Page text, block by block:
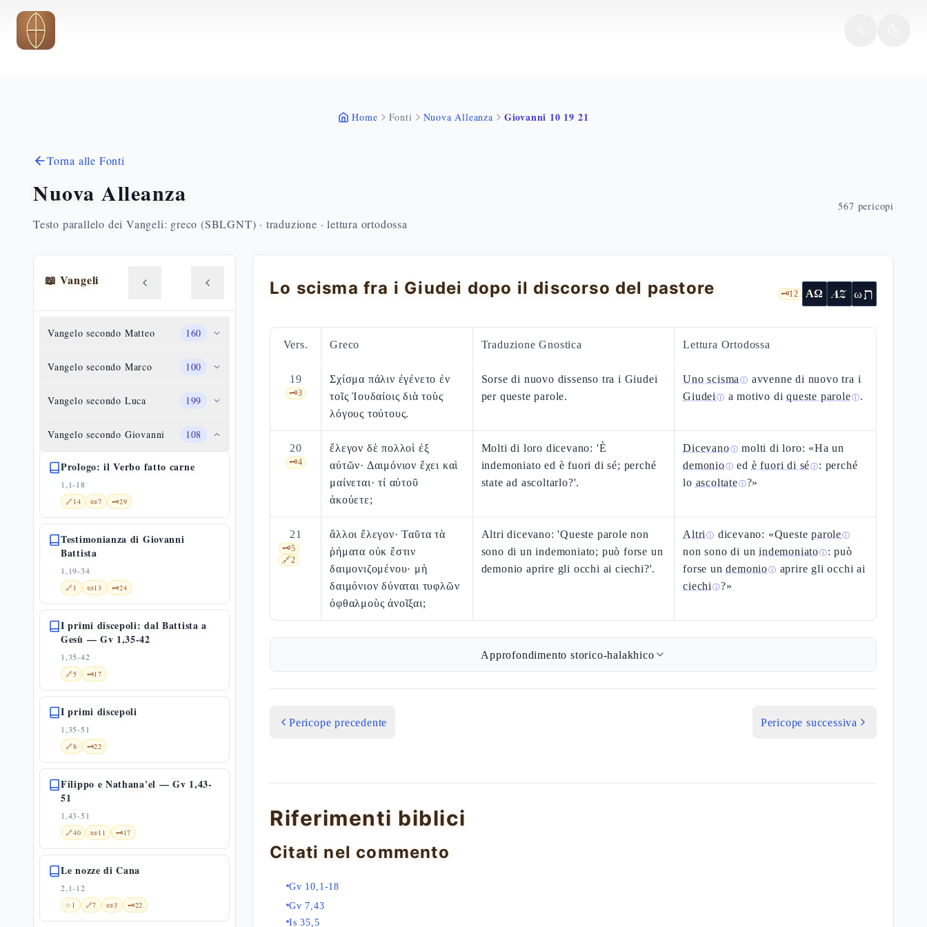
Vai al contenuto principale
Home Fonti Nuova Alleanza Giovanni 10 19 21
Torna alle Fonti
Nuova Alleanza
Testo parallelo dei Vangeli: greco (SBLGNT) · traduzione · lettura ortodossa
567 pericopi
📖 Vangeli
Vangelo secondo Matteo 160
Vangelo secondo Marco 100
Vangelo secondo Luca 199
Vangelo secondo Giovanni 108
Prologo: il Verbo fatto carne
1,1-18
🔗14 📜7 🗝️29
Testimonianza di Giovanni
Battista
1,19-34
🔗1 📜13 🗝️24
I primi discepoli: dal Battista a
Gesù — Gv 1,35-42
1,35-42
🔗5 🗝️17
I primi discepoli
1,35-51
🔗8 🗝️22
Filippo e Nathana'el — Gv 1,43-
51
1,43-51
🔗40 📜11 🗝️17
Le nozze di Cana
2,1-12
✨1 🔗7 📜3 🗝️22
Lo scisma fra i Giudei dopo il discorso del pastore 🗝️12 ΑΩ AZ ωת
Vers. Greco Traduzione Gnostica Lettura Ortodossa
19
🗝️3
Σχίσμα πάλιν ἐγένετο ἐν
τοῖς Ἰουδαίοις διὰ τοὺς
λόγους τούτους.
Sorse di nuovo dissenso tra i Giudei
per queste parole.
Uno scisma ⓘ avvenne di nuovo tra i
Giudei ⓘ a motivo diqueste paroleⓘ.
20
🗝️4
ἔλεγον δὲ πολλοὶ ἐξ
αὐτῶν· Δαιμόνιον ἔχει καὶ
μαίνεται· τί αὐτοῦ
ἀκούετε;
Molti di loro dicevano: 'È
indemoniato ed è fuori di sé; perché
state ad ascoltarlo?'.
Dicevanoⓘ molti di loro: «Ha un
demonioⓘ ed è fuori di séⓘ: perché
lo ascoltateⓘ?»
21
🗝️5
🔗2
ἄλλοι ἔλεγον· Ταῦτα τὰ
ῥήματα οὐκ ἔστιν
δαιμονιζομένου· μὴ
δαιμόνιον δύναται τυφλῶν
ὀφθαλμοὺς ἀνοῖξαι;
Altri dicevano: 'Queste parole non
sono di un indemoniato; può forse un
demonio aprire gli occhi ai ciechi?'.
Altri ⓘ dicevano: «Questeparoleⓘ
non sono di unindemoniatoⓘ: può
forse undemonioⓘ aprire gli occhi ai
ciechi ⓘ?»
Approfondimento storico-halakhico
Pericope precedente Pericope successiva
Riferimenti biblici
Citati nel commento
Gv 10,1-18
Gv 7,43
Is 35,5